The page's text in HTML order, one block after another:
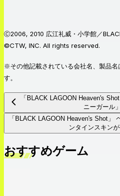
Ⓒ2006, 2010 広江礼威・小学館／
©CTW, INC. All rights reserved.
※その他記載されている会社名、製品
す。
「BLACK LAGOON Heaven's
ニーガール
「BLACK LAGOON Heaven's Shot」
ンタインスキンが
おすすめゲーム